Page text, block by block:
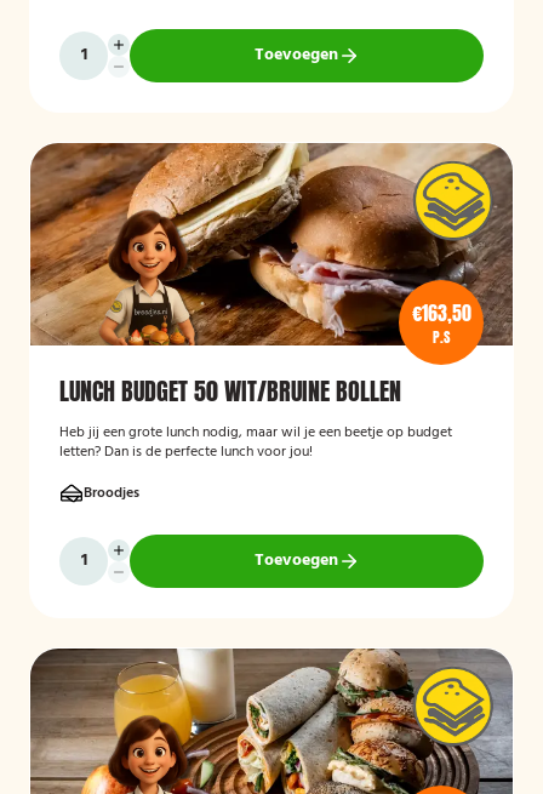
Toevoegen
€163,50
P.S
LUNCH BUDGET 50 WIT/BRUINE BOLLEN
Heb jij een grote lunch nodig, maar wil je een beetje op budget
letten? Dan is de perfecte lunch voor jou!
Broodjes
Toevoegen